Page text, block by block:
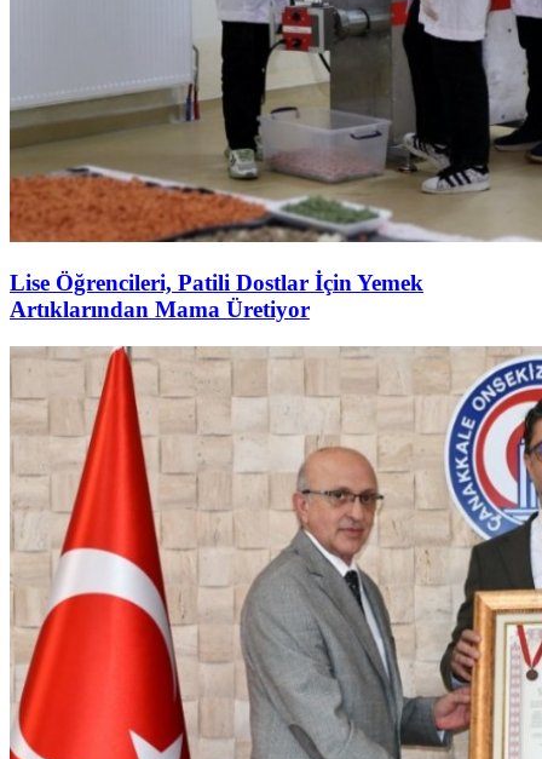
Lise Öğrencileri, Patili Dostlar İçin Yemek
Artıklarından Mama Üretiyor